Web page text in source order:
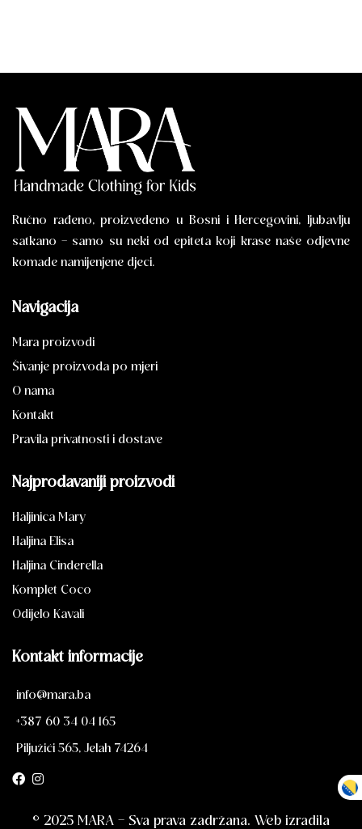
Ručno rađeno, proizvedeno u Bosni i Hercegovini, ljubavlju
satkano – samo su neki od epiteta koji krase naše odjevne
komade namijenjene djeci.
Navigacija
Mara proizvodi
Šivanje proizvoda po mjeri
O nama
Kontakt
Pravila privatnosti i dostave
Najprodavaniji proizvodi
Haljinica Mary
Haljina Elisa
Haljina Cinderella
Komplet Coco
Odijelo Kavali
Kontakt informacije
info@mara.ba
+387 60 34 04 165
Piljužići 565, Jelah 74264
© 2025 MARA – Sva prava zadržana. Web izradila